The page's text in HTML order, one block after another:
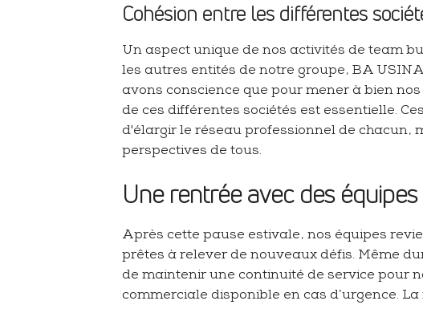
Cohésion entre les différentes
Un aspect unique de nos activités de team
les autres entités de notre groupe, BA
avons conscience que pour mener à bien
de ces différentes sociétés est essentielle.
d'élargir le réseau professionnel de chacun,
perspectives de tous.
Une rentrée avec des
Après cette pause estivale, nos équipes
prêtes à relever de nouveaux défis. Même
de maintenir une continuité de service pour
commerciale disponible en cas d’urgence.